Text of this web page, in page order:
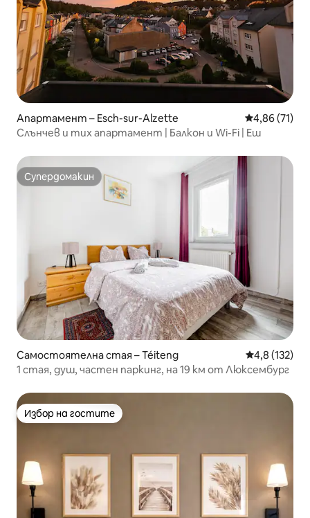
Апартамент – Esch-sur-Alzette Средна
4,86 (71)
Слънчев и тих апартамент | Балкон и Wi-Fi | Еш
Супердомакин
Супердомакин
Самостоятелна стая – Téiteng Средна
4,8 (132)
1 стая, душ, частен паркинг, на 19 км от Люксембург
Избор на гостите
Избор на гостите